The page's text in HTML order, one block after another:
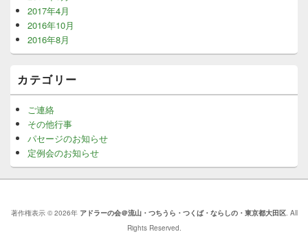
2017年4月
2016年10月
2016年8月
カテゴリー
ご連絡
その他行事
パセージのお知らせ
定例会のお知らせ
著作権表示 © 2026年 アドラーの会＠流山・つちうら・つくば・ならしの・東京都大田区. All
Rights Reserved.